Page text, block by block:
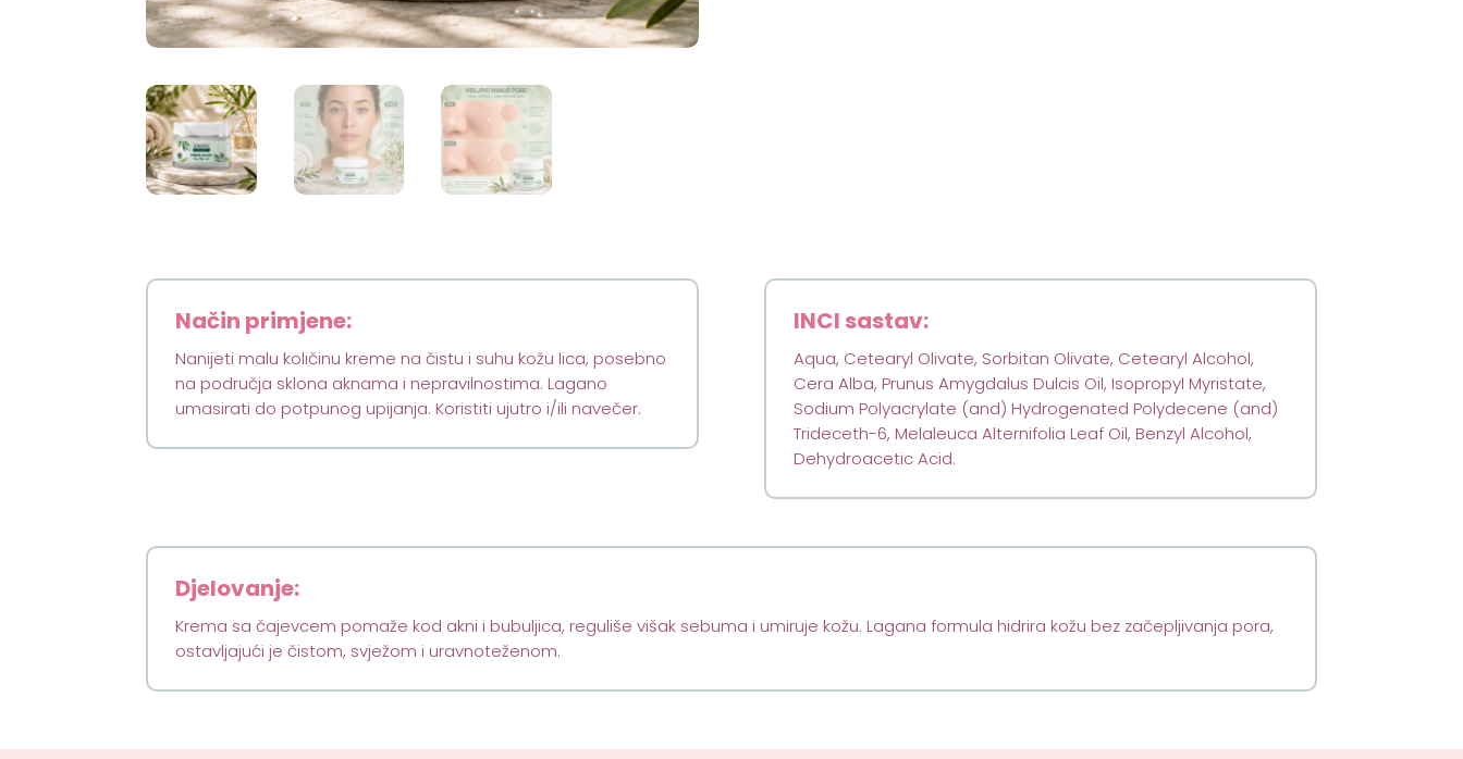
Način primjene:
Nanijeti malu količinu kreme na čistu i suhu kožu lica, posebno
na područja sklona aknama i nepravilnostima. Lagano
umasirati do potpunog upijanja. Koristiti ujutro i/ili navečer.
INCI sastav:
Aqua, Cetearyl Olivate, Sorbitan Olivate, Cetearyl Alcohol,
Cera Alba, Prunus Amygdalus Dulcis Oil, Isopropyl Myristate,
Sodium Polyacrylate (and) Hydrogenated Polydecene (and)
Trideceth-6, Melaleuca Alternifolia Leaf Oil, Benzyl Alcohol,
Dehydroacetic Acid.
Djelovanje:
Krema sa čajevcem pomaže kod akni i bubuljica, reguliše višak sebuma i umiruje kožu. Lagana formula hidrira kožu bez začepljivanja pora,
ostavljajući je čistom, svježom i uravnoteženom.